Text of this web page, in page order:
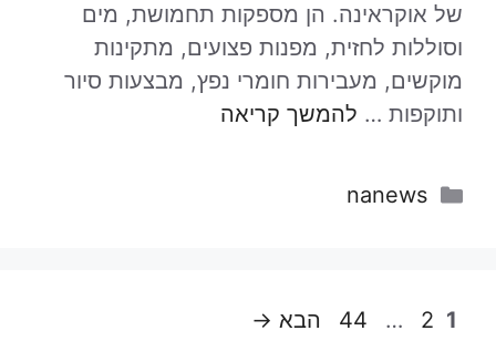
של אוקראינה. הן מספקות תחמושת, מים
וסוללות לחזית, מפנות פצועים, מתקינות
מוקשים, מעבירות חומרי נפץ, מבצעות סיור
ותוקפות … להמשך קריאה
קטגוריות
nanews
עמוד
1 עמוד
2
… עמוד
44 הבא →